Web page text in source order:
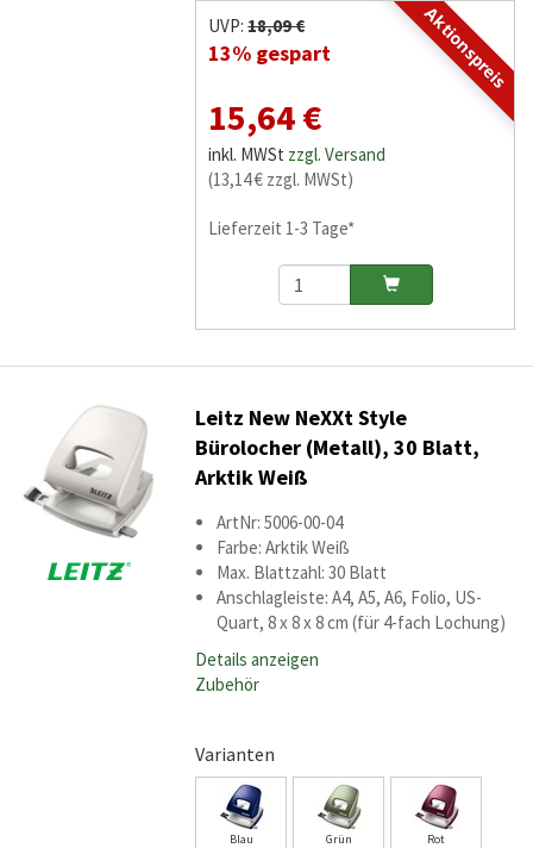
Aktionspreis
UVP:18,09 €
13% gespart
15,64 €
inkl. MWSt zzgl. Versand
(13,14 € zzgl. MWSt)
Lieferzeit 1-3 Tage*
Leitz New NeXXt Style
Bürolocher (Metall), 30 Blatt,
Arktik Weiß
ArtNr: 5006-00-04
Farbe: Arktik Weiß
Max. Blattzahl: 30 Blatt
Anschlagleiste: A4, A5, A6, Folio, US-
Quart, 8 x 8 x 8 cm (für 4-fach Lochung)
Details anzeigen
Zubehör
Varianten
Blau Grün Rot